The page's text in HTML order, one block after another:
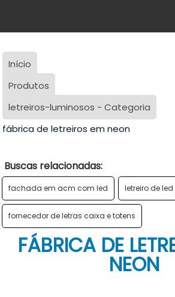
Início
Produtos
letreiros-luminosos - Categoria
fábrica de letreiros em neon
Buscas relacionadas:
fachada em acm com led letreiro de
fornecedor de letras caixa e totens
FÁBRICA DE
NEON